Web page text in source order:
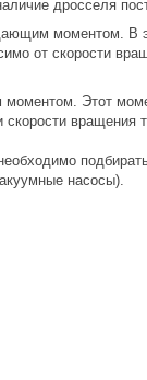
дросселя
моментом. В
от скорости
Этот
насосы).